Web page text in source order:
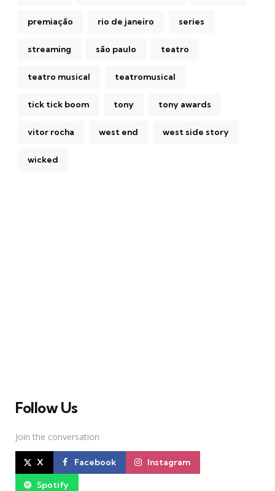
premiação rio de janeiro series
streaming são paulo teatro
teatro musical teatromusical
tick tick boom tony tony awards
vitor rocha west end west side story
wicked
Follow Us
Join the conversation
X Facebook Instagram
Spotify